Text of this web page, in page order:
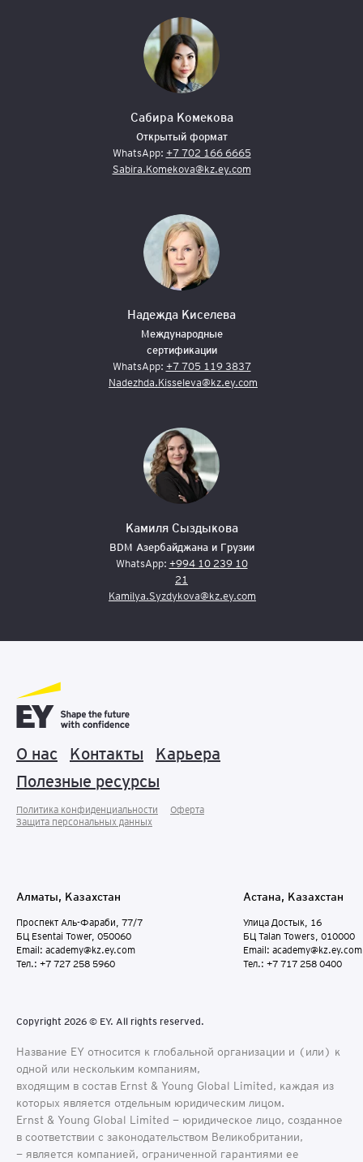
Сабира Комекова
Открытый формат
WhatsApp: +7 702 166 6665
Sabira.Komekova@kz.ey.com
Надежда Киселева
Международные
сертификации
WhatsApp: +7 705 119 3837
Nadezhda.Kisseleva@kz.ey.com
Камиля Сыздыкова
BDM Азербайджана и Грузии
WhatsApp: +994 10 239 10
21
Kamilya.Syzdykova@kz.ey.com
О нас Контакты
Карьера
Полезные ресурсы
Политика конфиденциальности
Оферта
Защита персональных данныx
Алматы, Казахстан
Проспект Аль-Фараби, 77/7
БЦ Esentai Tower, 050060
Email: academy@kz.ey.com
Тел.: +7 727 258 5960
Астана, Казахстан
Улица Достык, 16
БЦ Talan Towers, 010000
Email: academy@kz.ey.com
Тел.: +7 717 258 0400
Copyright 2026 © EY. All rights reserved.
Название EY относится к глобальной организации и (или) к
одной или нескольким компаниям,
входящим в состав Ernst & Young Global Limited, каждая из
которых является отдельным юридическим лицом.
Ernst & Young Global Limited − юридическое лицо, созданное
в соответствии с законодательством Великобритании,
− является компанией, ограниченной гарантиями ее